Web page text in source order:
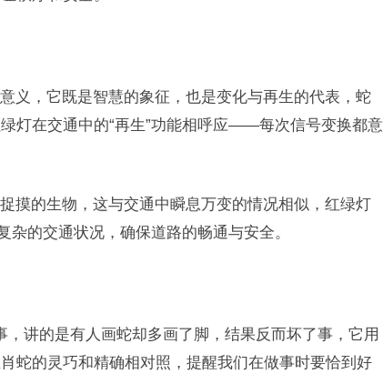
义，它既是智慧的象征，也是变化与再生的代表，蛇
灯在交通中的“再生”功能相呼应——每次信号变换都意
摸的生物，这与交通中瞬息万变的情况相似，红绿灯
杂的交通状况，确保道路的畅通与安全。
，讲的是有人画蛇却多画了脚，结果反而坏了事，它用
蛇的灵巧和精确相对照，提醒我们在做事时要恰到好